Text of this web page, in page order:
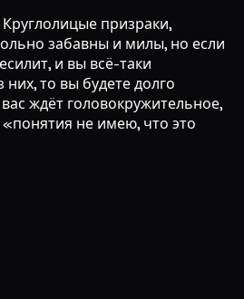
призраки,
забавны и милы, но если
и вы всё-таки
то вы будете долго
ждёт головокружительное,
не имею, что это